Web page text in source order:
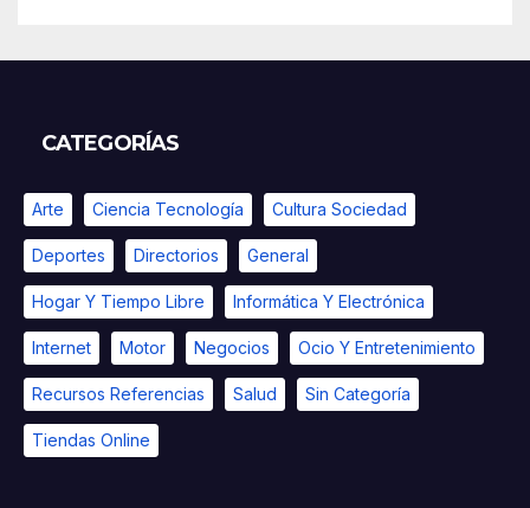
CATEGORÍAS
Arte Ciencia Tecnología Cultura Sociedad
Deportes Directorios General
Hogar Y Tiempo Libre Informática Y Electrónica
Internet Motor Negocios Ocio Y Entretenimiento
Recursos Referencias Salud Sin Categoría
Tiendas Online